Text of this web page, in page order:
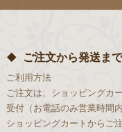
ご注文から発送まで
ご利用方法
ご注文は、ショッピングカ
受付（お電話のみ営業時間
ショッピングカートからご